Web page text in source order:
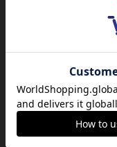
レビュー